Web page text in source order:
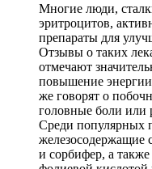
Многие люди,
эритроцитов,
препараты для
Отзывы о таких
отмечают
повышение энергии
же говорят о
головные боли или
Среди популярных
железосодержащие
и сорбифер, а